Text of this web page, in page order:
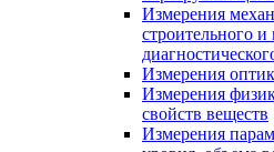
Измерения
строительного и
Измерения
Измерения
свойств веществ
Измерения